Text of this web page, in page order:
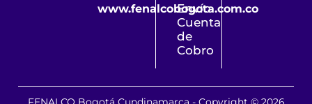
www.fenalcobogota.com.co
Envío
Cuenta
de
Cobro